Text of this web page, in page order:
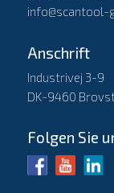
info@scantool-
Anschrift
Industrivej 3-9
DK-9460
Folgen Sie